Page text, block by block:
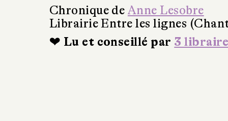
Chronique de Anne Lesobre
Librairie Entre les lignes
❤ Lu et conseillé par 3